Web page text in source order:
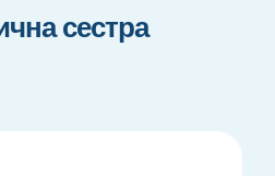
сестра